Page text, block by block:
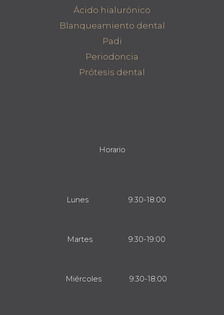
Ácido hialurónico
Blanqueamiento dental
Padi
Periodoncia
Prótesis dental
Horario
Lunes 9:30-18:00
Martes 9:30-19:00
Miércoles 9:30-18:00